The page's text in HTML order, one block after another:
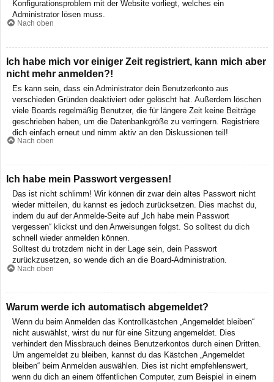
Konfigurationsproblem mit der Website vorliegt, welches ein
Administrator lösen muss.
Nach oben
Ich habe mich vor einiger Zeit registriert, kann mich aber
nicht mehr anmelden?!
Es kann sein, dass ein Administrator dein Benutzerkonto aus
verschieden Gründen deaktiviert oder gelöscht hat. Außerdem löschen
viele Boards regelmäßig Benutzer, die für längere Zeit keine Beiträge
geschrieben haben, um die Datenbankgröße zu verringern. Registriere
dich einfach erneut und nimm aktiv an den Diskussionen teil!
Nach oben
Ich habe mein Passwort vergessen!
Das ist nicht schlimm! Wir können dir zwar dein altes Passwort nicht
wieder mitteilen, du kannst es jedoch zurücksetzen. Dies machst du,
indem du auf der Anmelde-Seite auf „Ich habe mein Passwort
vergessen“ klickst und den Anweisungen folgst. So solltest du dich
schnell wieder anmelden können.
Solltest du trotzdem nicht in der Lage sein, dein Passwort
zurückzusetzen, so wende dich an die Board-Administration.
Nach oben
Warum werde ich automatisch abgemeldet?
Wenn du beim Anmelden das Kontrollkästchen „Angemeldet bleiben“
nicht auswählst, wirst du nur für eine Sitzung angemeldet. Dies
verhindert den Missbrauch deines Benutzerkontos durch einen Dritten.
Um angemeldet zu bleiben, kannst du das Kästchen „Angemeldet
bleiben“ beim Anmelden auswählen. Dies ist nicht empfehlenswert,
wenn du dich an einem öffentlichen Computer, zum Beispiel in einem